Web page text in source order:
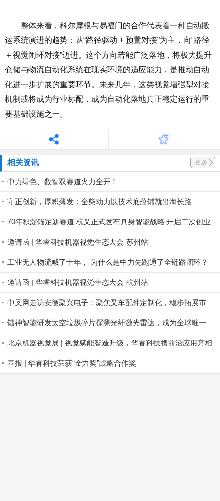
整体来看，科尔摩根与易福门的合作代表着一种自动搬
运系统演进的趋势：从“路径驱动 + 预置对接”为主，向“路径
＋视觉闭环对接”迈进。这个方向若能广泛落地，将极大提升
仓储与物流自动化系统在现实环境的适应能力，是推动自动
化进一步扩展的重要环节。未来几年，这类视觉增强型对接
机制或将成为行业标配，成为自动化落地真正稳定运行的重
要基础设施之一。
相关资讯 更多
中力绿色、数智双赛道火力全开！
守正创新，厚积薄发：全柴动力以技术底蕴铺就出海长路
70年积淀锚定新赛道 杭叉正式发布具身智能战略 开启二次创业新征程
邀请函 | 华睿科技机器视觉生态大会·苏州站
工业无人物流喊了十年， 为什么是中力先跑通了全链路闭环？
邀请函 | 华睿科技机器视觉生态大会·杭州站
中叉网走访安徽聚兴电子：聚焦叉车配件定制化，稳步拓展市场版图
镭神智能研发太空垃圾碎片探测光纤激光雷达，成为全球唯一航天激光雷达商业公司
北京机器视觉展 | 视觉赋能智造升级，华睿科技携前沿应用亮相北京
喜报 | 华睿科技荣获“金力奖”战略合作奖